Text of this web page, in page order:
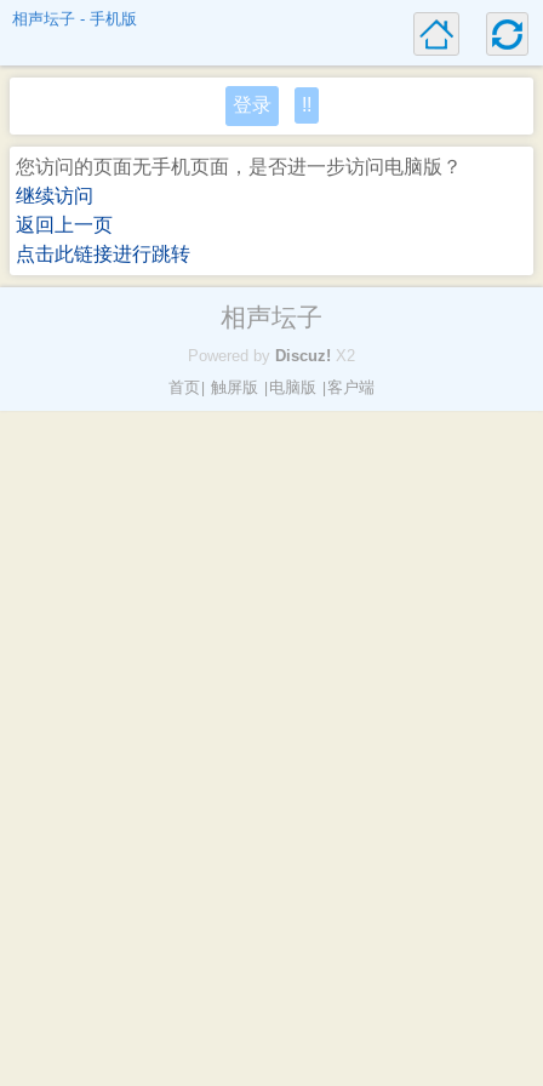
相声坛子 - 手机版
登录 !!
您访问的页面无手机页面，是否进一步访问电脑版？
继续访问
返回上一页
点击此链接进行跳转
相声坛子
Powered by Discuz! X2
首页 触屏版 电脑版 客户端